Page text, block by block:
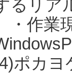
るリア
・作業
ポカヨ